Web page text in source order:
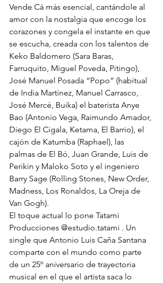
Vende Cá más esencial, cantándole al
amor con la nostalgia que encoge los
corazones y congela el instante en que
se escucha, creada con los talentos de
Keko Baldomero (Sara Baras,
Farruquito, Miguel Poveda, Pitingo),
José Manuel Posada “Popo” (habitual
de India Martínez, Manuel Carrasco,
José Mercé, Buika) el baterista Anye
Bao (Antonio Vega, Raimundo Amador,
Diego El Cigala, Ketama, El Barrio), el
cajón de Katumba (Raphael), las
palmas de El Bó, Juan Grande, Luis de
Perikin y Maloko Soto y el ingeniero
Barry Sage (Rolling Stones, New Order,
Madness, Los Ronaldos, La Oreja de
Van Gogh).
El toque actual lo pone Tatami
Producciones @estudio.tatami . Un
single que Antonio Luis Caña Santana
comparte con el mundo como parte
de un 25º aniversario de trayectoria
musical en el que el artista saca lo